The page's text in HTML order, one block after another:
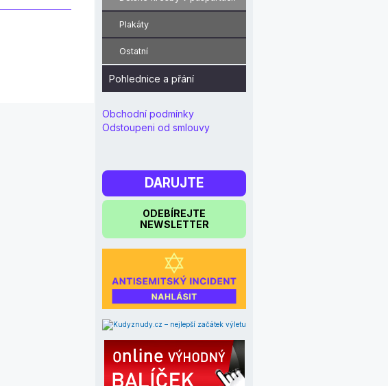
Plakáty
Ostatní
Pohlednice a přání
Obchodní podmínky
Odstoupeni od smlouvy
DARUJTE
ODEBÍREJTE
NEWSLETTER